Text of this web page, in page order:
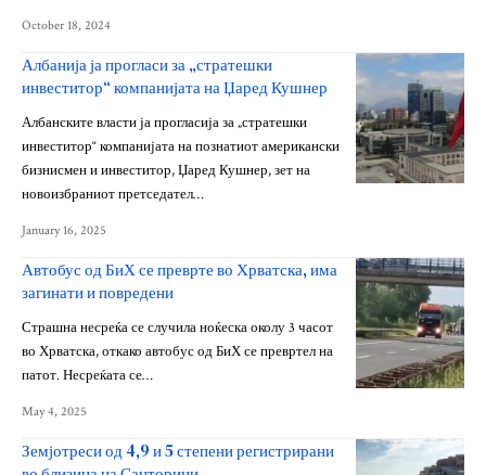
October 18, 2024
Албанија ја прогласи за „стратешки
инвеститор“ компанијата на Џаред Кушнер
Албанските власти ја прогласија за „стратешки
инвеститор“ компанијата на познатиот американски
бизнисмен и инвеститор, Џаред Кушнер, зет на
новоизбраниот претседател…
January 16, 2025
Автобус од БиХ се преврте во Хрватска, има
загинати и повредени
Страшна несреќа се случила ноќеска околу 3 часот
во Хрватска, откако автобус од БиХ се превртел на
патот. Несреќата се…
May 4, 2025
Земјотреси од 4,9 и 5 степени регистрирани